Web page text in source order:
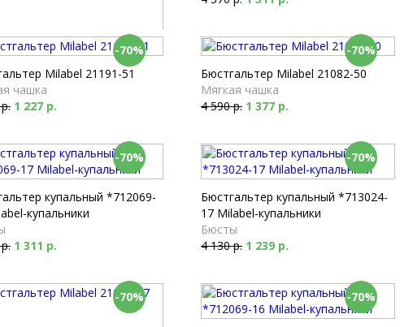
Milabel 21002-53
чашка
1 230 р.
-70%
Milabel 21191-51
чашка
1 227 р.
-70%
Бюстгальтер Milabel 21082-50
Мягкая чашка
4 590 р. 1 377 р.
-70%
купальный *712069-
купальники
1 311 р.
-70%
Бюстгальтер купальный *713024-
17 Milabel-купальники
Бюсты
4 130 р. 1 239 р.
-70% -70%